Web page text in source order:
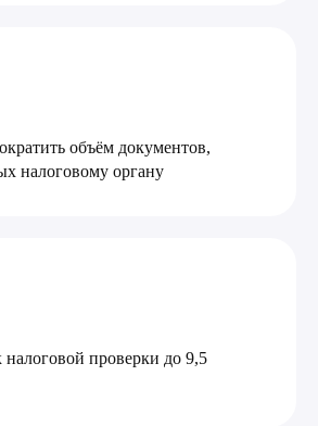
объём документов,
налоговому органу
налоговой проверки до 9,5